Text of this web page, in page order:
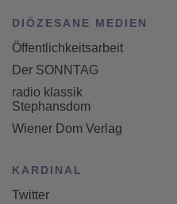
DIÖZESANE MEDIEN
Öffentlichkeitsarbeit
Der SONNTAG
radio klassik
Stephansdom
Wiener Dom Verlag
KARDINAL
Twitter